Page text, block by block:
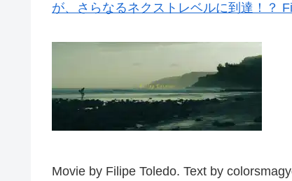
が、さらなるネクストレベルに到達！？
Movie by Filipe Toledo. Text by